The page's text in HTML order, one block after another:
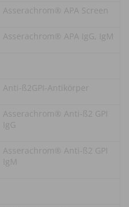
Asserachrom® APA Screen
Asserachrom® APA IgG, IgM
Anti-ß2GPI-Antikörper
Asserachrom® Anti-ß2 GPI
IgG
Asserachrom® Anti-ß2 GPI
IgM